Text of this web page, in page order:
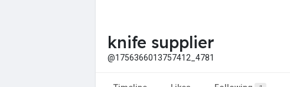
knife supplier
@1756366013757412_4781